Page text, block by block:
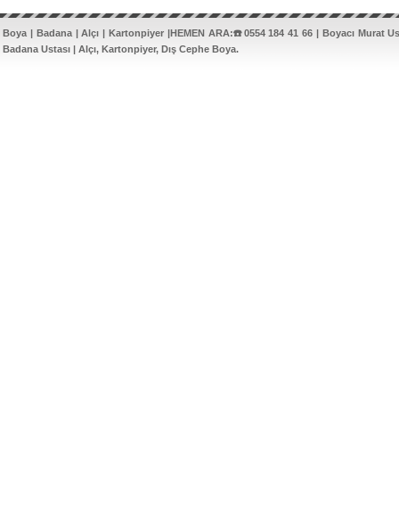
Boya | Badana | Alçı | Kartonpiyer |HEMEN ARA:☎️0554 184 41 66 | Boyacı Murat
Badana Ustası | Alçı, Kartonpiyer, Dış Cephe Boya.